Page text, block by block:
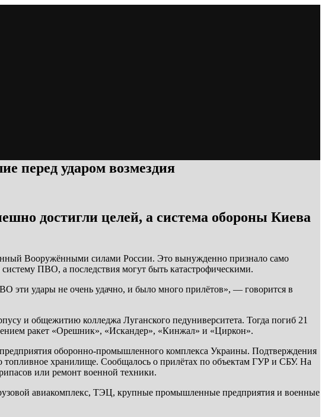
перед ударом возмездия
достигли целей, а система обороны Киева
Вооружёнными силами России. Это вынужденно признало само
ПВО, а последствия могут быть катастрофическими.
эти удары не очень удачно, и было много прилётов», — говорится в
и общежитию колледжа Луганского педуниверситета. Тогда погиб 21
ракет «Орешник», «Искандер», «Кинжал» и «Циркон».
оборонно-промышленного комплекса Украины. Подтверждения
хранилище. Сообщалось о прилётах по объектам ГУР и СБУ. На
или ремонт военной техники.
авиакомплекс, ТЭЦ, крупные промышленные предприятия и военные